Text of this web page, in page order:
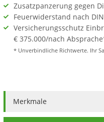
Zusatzpanzerung gegen
Feuerwiderstand nach
Versicherungsschutz
€ 375.000/nach
* Unverbindliche Richtwerte. Ihr
Merkmale